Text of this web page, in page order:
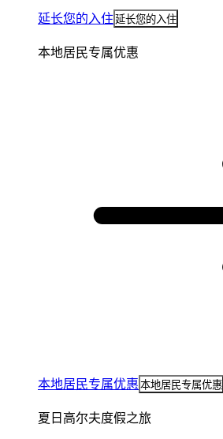
延长您的入住延长您的入住
本地居民专属优惠
本地居民专属优惠 本地居民专属优惠
夏日高尔夫度假之旅